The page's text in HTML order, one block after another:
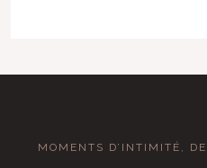
MOMENTS D’INTIMITÉ,